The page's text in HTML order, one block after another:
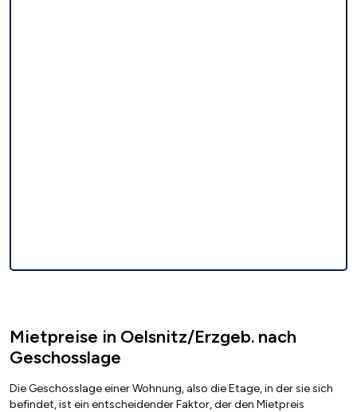
Mietpreise in Oelsnitz/Erzgeb. nach
Geschosslage
Die Geschosslage einer Wohnung, also die Etage, in der sie sich
befindet, ist ein entscheidender Faktor, der den Mietpreis